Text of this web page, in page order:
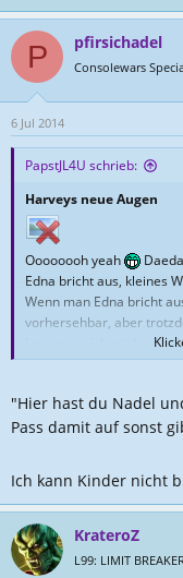
e
o
n
e
P pfirsichadel
Consolewars
6 Jul 2014
PapstJL4U schrieb:
Harveys neue Augen
Oooooooh yeah
Edna bricht aus, kleines
Wenn man Edna bricht
vorhersehbar, aber
Jetzt muss ich mich
Deponia entschieden. Ich
"Hier hast du Nadel
Pass damit auf sonst
Ich kann Kinder nicht
KrateroZ
L99: LIMIT